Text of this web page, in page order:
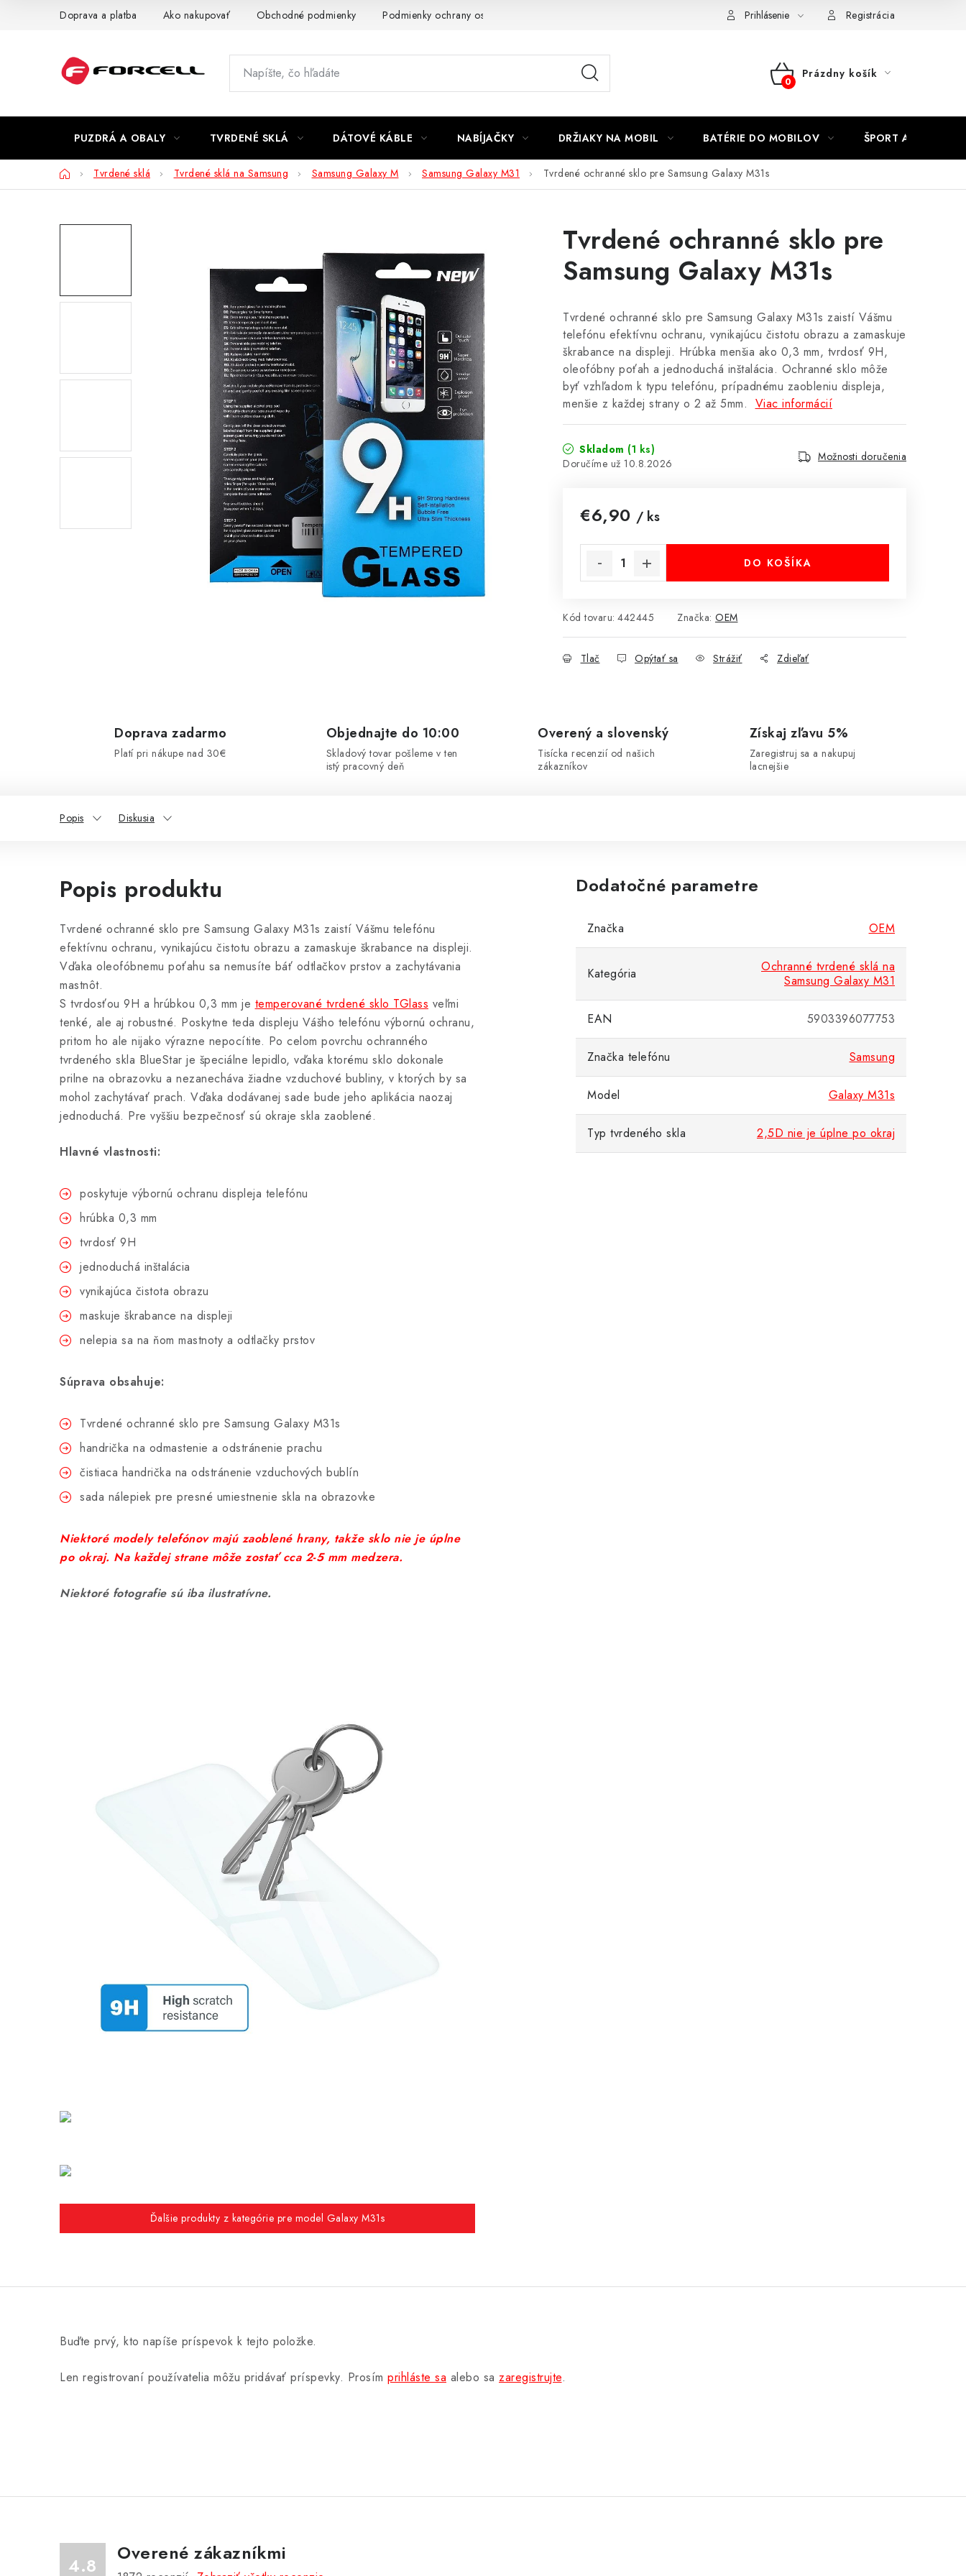
Doprava a platba Ako nakupovať Obchodné podmienky Podmienky ochrany osobných údajov Prihlásenie Registrácia
NÁKUPNÝ
Prázdny košík
PUZDRÁ A OBALY TVRDENÉ SKLÁ DÁTOVÉ KÁBLE NABÍJAČKY DRŽIAKY NA MOBIL BATÉRIE DO MOBILOV ŠPORT A HOBBY
DomovTvrdené sklá Tvrdené sklá na Samsung Samsung Galaxy M Samsung Galaxy M31 Tvrdené ochranné sklo pre Samsung Galaxy M31s
Tvrdené ochranné sklo pre
Samsung Galaxy M31s
Tvrdené ochranné sklo pre Samsung Galaxy M31s zaistí Vášmu
telefónu efektívnu ochranu, vynikajúcu čistotu obrazu a zamaskuje
škrabance na displeji. Hrúbka menšia ako 0,3 mm, tvrdosť 9H,
oleofóbny poťah a jednoduchá inštalácia. Ochranné sklo môže
byť vzhľadom k typu telefónu, prípadnému zaobleniu displeja,
menšie z každej strany o 2 až 5mm. Viac informácií
Skladom (1 ks)
10.8.2026
Možnosti doručenia
€6,90 / ks
DO KOŠÍKA
Kód tovaru: 442445 Značka: OEM
Tlač Opýtať sa Strážiť Zdieľať
Doprava zadarmo
Platí pri nákupe nad 30€
Objednajte do 10:00
Skladový tovar pošleme v ten
istý pracovný deň
Overený a slovenský
Tisícka recenzií od našich
zákazníkov
Získaj zľavu 5%
Zaregistruj sa a nakupuj
lacnejšie
Popis Diskusia
Popis produktu
Tvrdené ochranné sklo pre Samsung Galaxy M31s zaistí Vášmu telefónu
efektívnu ochranu, vynikajúcu čistotu obrazu a zamaskuje škrabance na displeji.
Vďaka oleofóbnemu poťahu sa nemusíte báť odtlačkov prstov a zachytávania
mastnôt.
S tvrdosťou 9H a hrúbkou 0,3 mm je temperované tvrdené sklo TGlass veľmi
tenké, ale aj robustné. Poskytne teda displeju Vášho telefónu výbornú ochranu,
pritom ho ale nijako výrazne nepocítite. Po celom povrchu ochranného
tvrdeného skla BlueStar je špeciálne lepidlo, vďaka ktorému sklo dokonale
prilne na obrazovku a nezanecháva žiadne vzduchové bubliny, v ktorých by sa
mohol zachytávať prach. Vďaka dodávanej sade bude jeho aplikácia naozaj
jednoduchá. Pre vyššiu bezpečnosť sú okraje skla zaoblené.
Hlavné vlastnosti:
poskytuje výbornú ochranu displeja telefónu
hrúbka 0,3 mm
tvrdosť 9H
jednoduchá inštalácia
vynikajúca čistota obrazu
maskuje škrabance na displeji
nelepia sa na ňom mastnoty a odtlačky prstov
Súprava obsahuje:
Tvrdené ochranné sklo pre Samsung Galaxy M31s
handrička na odmastenie a odstránenie prachu
čistiaca handrička na odstránenie vzduchových bublín
sada nálepiek pre presné umiestnenie skla na obrazovke
Niektoré modely telefónov majú zaoblené hrany, takže sklo nie je úplne
po okraj. Na každej strane môže zostať cca 2-5 mm medzera.
Niektoré fotografie sú iba ilustratívne.
Ďalšie produkty z kategórie pre model Galaxy M31s
Dodatočné parametre
Značka OEM
Kategória
Ochranné tvrdené sklá na
Samsung Galaxy M31
EAN 5903396077753
Značka telefónu Samsung
Model Galaxy M31s
Typ tvrdeného skla 2,5D nie je úplne po okraj
Buďte prvý, kto napíše príspevok k tejto položke.
Len registrovaní používatelia môžu pridávať príspevky. Prosím prihláste sa alebo sa zaregistrujte.
4.8
Overené zákazníkmi